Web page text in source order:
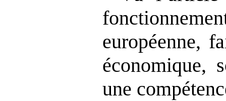
européenne,
économique,
une